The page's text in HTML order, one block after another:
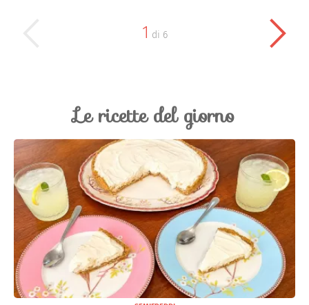
1 di 6
Le ricette del giorno